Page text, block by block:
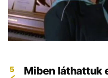
5
Miben láthattuk